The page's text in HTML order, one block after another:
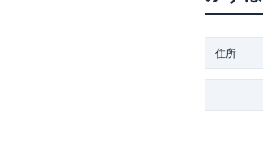
住所